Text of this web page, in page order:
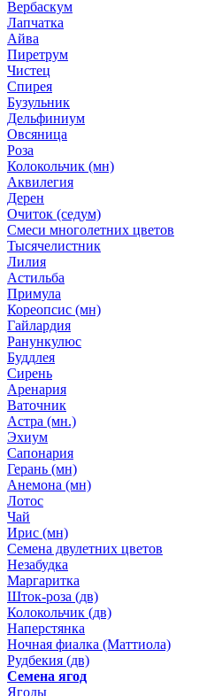
Вербаскум
Лапчатка
Айва
Пиретрум
Чистец
Спирея
Бузульник
Дельфиниум
Овсяница
Роза
Колокольчик (мн)
Аквилегия
Дерен
Очиток (седум)
Смеси многолетних цветов
Тысячелистник
Лилия
Астильба
Примула
Кореопсис (мн)
Гайлардия
Ранункулюс
Буддлея
Сирень
Аренария
Ваточник
Астра (мн.)
Эхиум
Сапонария
Герань (мн)
Анемона (мн)
Лотос
Чай
Ирис (мн)
Семена двулетних цветов
Незабудка
Маргаритка
Шток-роза (дв)
Колокольчик (дв)
Наперстянка
Ночная фиалка (Маттиола)
Рудбекия (дв)
Семена ягод
Ягоды